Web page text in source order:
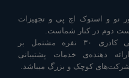
نو و استوک اچ پی و تجهیزات
دوم در کنار شماست.
شرکت سرور سوییچ با سامان‌دهی کادری ۳۰ نفره مشتمل بر
دهنده‌ی خدمات پشتیبانی
شرکت‌های کوچک و بزرگ میباشد.